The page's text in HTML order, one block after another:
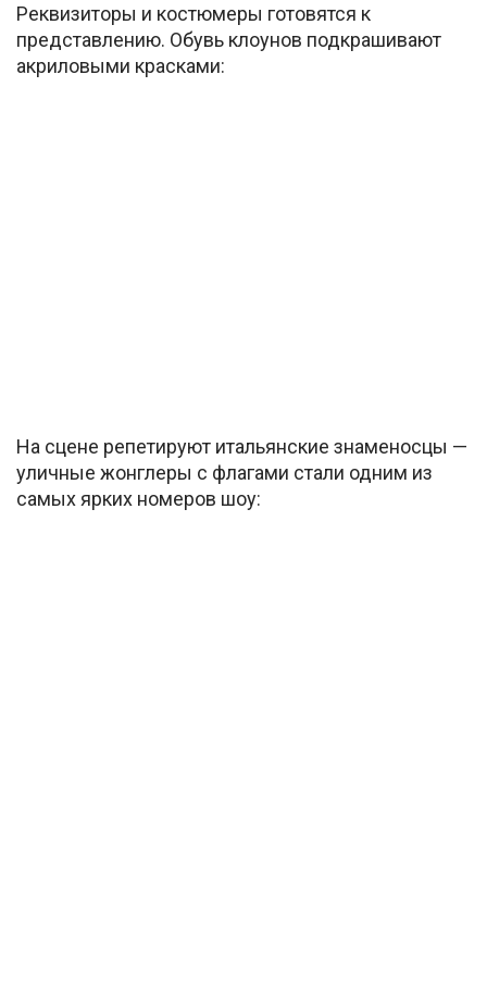
Реквизиторы и костюмеры готовятся к
представлению. Обувь клоунов подкрашивают
акриловыми красками:
На сцене репетируют итальянские знаменосцы —
уличные жонглеры с флагами стали одним из
самых ярких номеров шоу: